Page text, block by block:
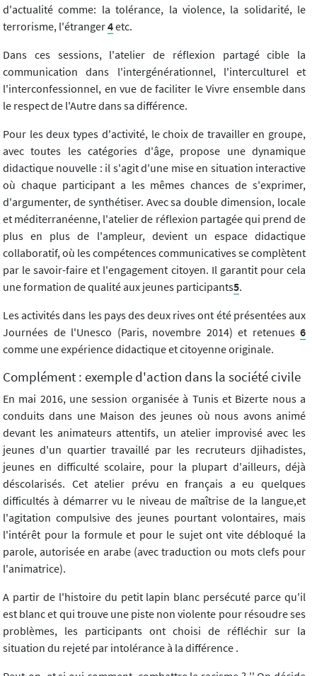
d'actualité comme: la tolérance, la violence, la solidarité, le
terrorisme, l'étranger4etc.
Dans ces sessions, l'atelier de réflexion partagé cible la
communication dans l'intergénérationnel, l'interculturel et
l'interconfessionnel, en vue de faciliter le Vivre ensemble dans
le respect de l'Autre dans sa différence.
Pour les deux types d'activité, le choix de travailler en groupe,
avec toutes les catégories d'âge, propose une dynamique
didactique nouvelle : il s'agit d'une mise en situation interactive
où chaque participant a les mêmes chances de s'exprimer,
d'argumenter, de synthétiser. Avec sa double dimension, locale
et méditerranéenne, l'atelier de réflexion partagée qui prend de
plus en plus de l'ampleur, devient un espace didactique
collaboratif, où les compétences communicatives se complètent
par le savoir-faire et l'engagement citoyen. Il garantit pour cela
une formation de qualité aux jeunes participants5.
Les activités dans les pays des deux rives ont été présentées aux
Journées de l'Unesco (Paris, novembre 2014) et retenues 6
comme une expérience didactique et citoyenne originale.
Complément : exemple d'action dans la société civile
En mai 2016, une session organisée à Tunis et Bizerte nous a
conduits dans une Maison des jeunes où nous avons animé
devant les animateurs attentifs, un atelier improvisé avec les
jeunes d'un quartier travaillé par les recruteurs djihadistes,
jeunes en difficulté scolaire, pour la plupart d'ailleurs, déjà
déscolarisés. Cet atelier prévu en français a eu quelques
difficultés à démarrer vu le niveau de maîtrise de la langue,et
l'agitation compulsive des jeunes pourtant volontaires, mais
l'intérêt pour la formule et pour le sujet ont vite débloqué la
parole, autorisée en arabe (avec traduction ou mots clefs pour
l'animatrice).
A partir de l'histoire du petit lapin blanc persécuté parce qu'il
est blanc et qui trouve une piste non violente pour résoudre ses
problèmes, les participants ont choisi de réfléchir sur la
situation du rejeté par intolérance à la différence .